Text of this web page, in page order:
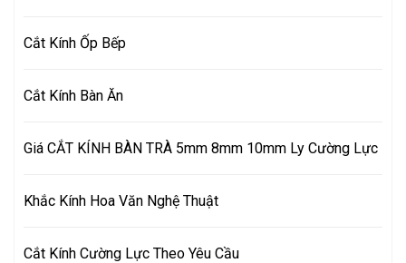
Cắt Kính Ốp Bếp
Cắt Kính Bàn Ăn
Giá CẮT KÍNH BÀN TRÀ 5mm 8mm 10mm Ly Cường Lực
Khắc Kính Hoa Văn Nghệ Thuật
Cắt Kính Cường Lực Theo Yêu Cầu